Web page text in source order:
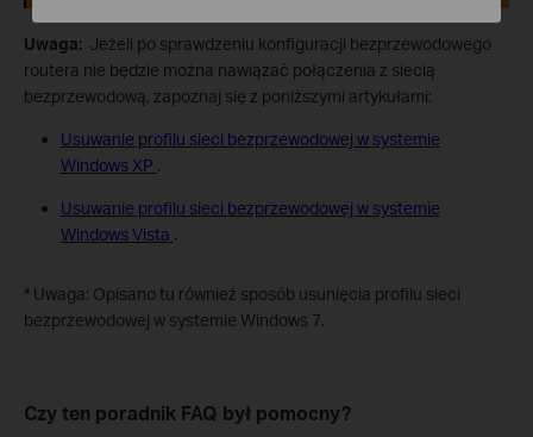
Uwaga: Jeżeli po sprawdzeniu konfiguracji bezprzewodowego
routera nie będzie można nawiązać połączenia z siecią
bezprzewodową, zapoznaj się z poniższymi artykułami:
Usuwanie profilu sieci bezprzewodowej w systemie
Windows XP .
Usuwanie profilu sieci bezprzewodowej w systemie
Windows Vista .
* Uwaga: Opisano tu również sposób usunięcia profilu sieci
bezprzewodowej w systemie Windows 7.
Czy ten poradnik FAQ był pomocny?